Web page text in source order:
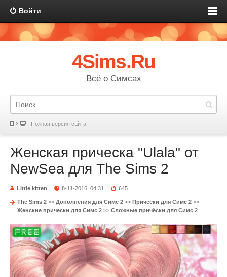
Войти
4Sims.Ru
Всё о Симсах
Полная версия сайта
Женская прическа "Ulala" от
NewSea для The Sims 2
Little kitten 8-11-2016, 04:31 645
The Sims 2 >> Дополнения для Симс 2 >> Прически для Симс 2 >>
Женские прически для Симс 2 >> Сложные причёски для Симс 2